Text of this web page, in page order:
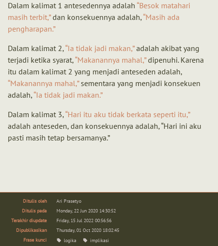
Dalam kalimat 1 antesedennya adalah Besok matahari
masih terbit, dan konsekuennya adalah, Masih ada
pengharapan.
Dalam kalimat 2, Ia tidak jadi makan, adalah akibat yang
terjadi ketika syarat, Makanannya mahal, dipenuhi. Karena
itu dalam kalimat 2 yang menjadi anteseden adalah,
Makanannya mahal, sementara yang menjadi konsekuen
adalah, Ia tidak jadi makan.
Dalam kalimat 3, Hari itu aku tidak berkata seperti itu,
adalah anteseden, dan konsekuennya adalah, “Hari ini aku
pasti masih tetap bersamanya.”
Ditulis oleh
Ari Prasetyo
Ditulis pada
Monday, 22 Jun 2020 14:30:52
Terakhir diupdate
Friday, 15 Jul 2022 00:56:56
Dipublikasikan
Thursday, 01 Oct 2020 18:02:45
Frase kunci
logika implikasi